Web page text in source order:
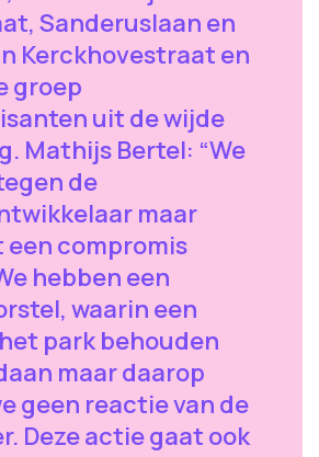
Sanderuslaan en
Kerckhovestraat en
groep
uit de wijde
Mathijs Bertel: “We
de
maar
compromis
hebben een
waarin een
park behouden
maar daarop
geen reactie van de
Deze actie gaat ook